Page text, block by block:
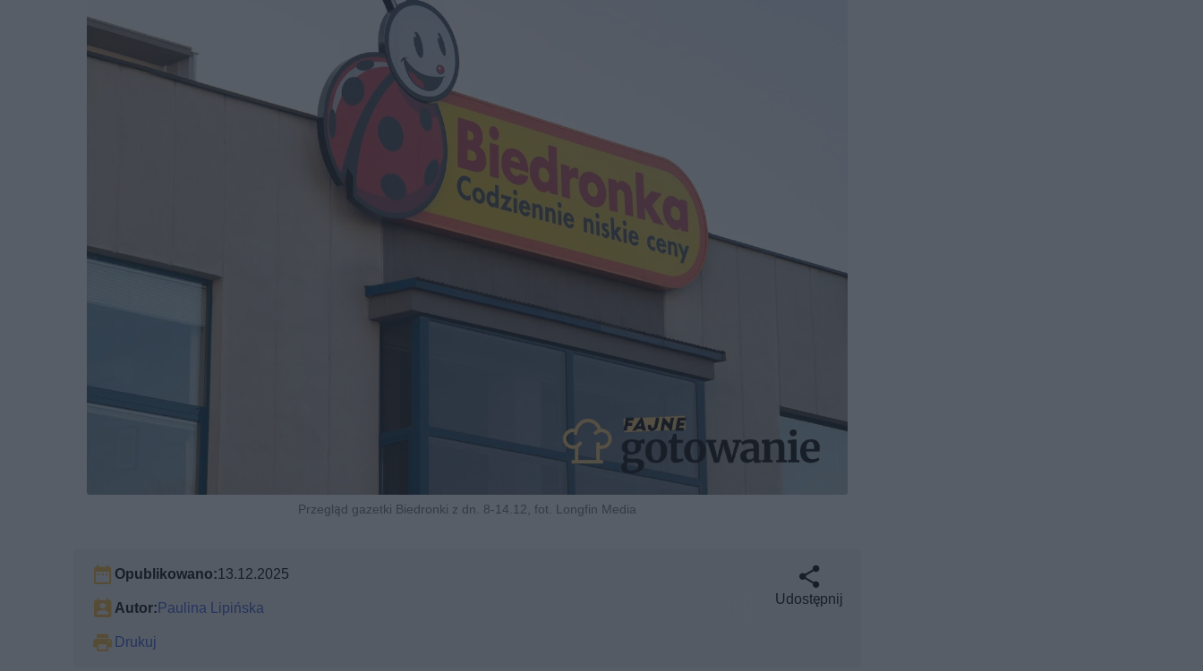
Przegląd gazetki Biedronki z dn. 8-14.12, fot. Longfin Media
Opublikowano:13.12.2025
Autor:Paulina Lipińska
Drukuj
Udostępnij